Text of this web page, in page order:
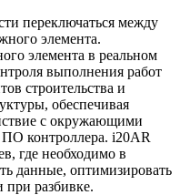
переключаться между
элемента.
элемента в реальном
выполнения работ
строительства и
обеспечивая
с окружающими
контроллера. i20AR
где необходимо в
данные, оптимизировать
разбивке.